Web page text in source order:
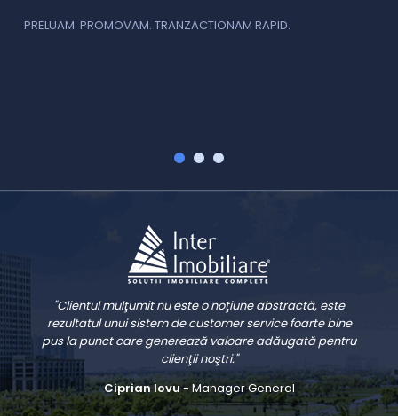
PRELUAM. PROMOVAM. TRANZACTIONAM RAPID.
"Clientul mulţumit nu este o noţiune abstractă, este
rezultatul unui sistem de customer service foarte bine
pus la punct care generează valoare adăugată pentru
clienţii noştri."
Ciprian Iovu- Manager General